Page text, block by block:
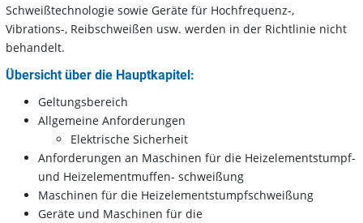
Schweißtechnologie sowie Geräte für Hochfrequenz-,
Vibrations-, Reibschweißen usw. werden in der Richtlinie nicht
behandelt.
Übersicht über die Hauptkapitel:
Geltungsbereich
Allgemeine Anforderungen
Elektrische Sicherheit
Anforderungen an Maschinen für die Heizelementstumpf-
und Heizelementmuffen- schweißung
Maschinen für die Heizelementstumpfschweißung
Geräte und Maschinen für die